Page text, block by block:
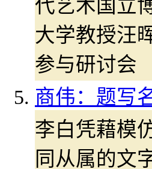
代艺术国立
大学教授汪
参与研讨会
商伟：题写
李白凭藉模
同从属的文